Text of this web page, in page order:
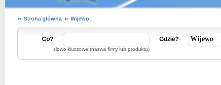
Strona główna Wijewo
Co?
słowo kluczowe (nazwa firmy lub produktu)
Gdzie?